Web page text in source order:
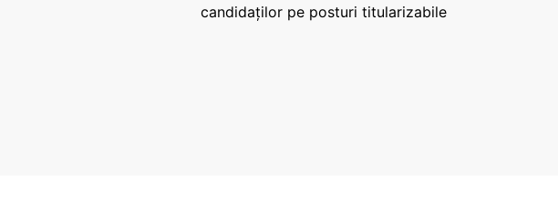
candidaților pe posturi titularizabile